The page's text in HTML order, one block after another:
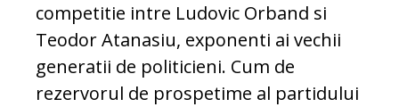
competitie intre Ludovic Orband si
Teodor Atanasiu, exponenti ai vechii
generatii de politicieni. Cum de
rezervorul de prospetime al partidului